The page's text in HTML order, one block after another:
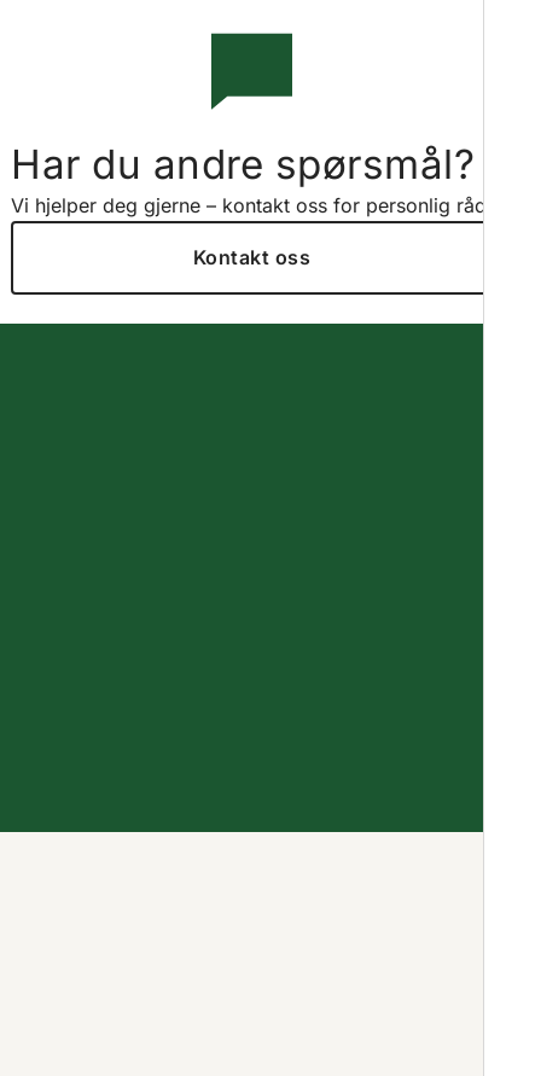
Har du andre spørsmål?
Vi hjelper deg gjerne – kontakt oss for personlig råd.
Kontakt oss